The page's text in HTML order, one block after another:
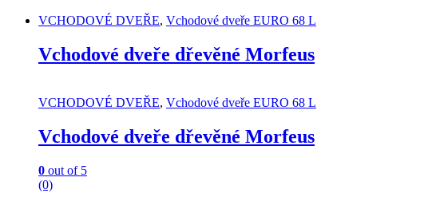
VCHODOVÉ DVEŘE, Vchodové dveře EURO 68 L
Vchodové dveře dřevěné Morfeus
VCHODOVÉ DVEŘE, Vchodové dveře EURO 68 L
Vchodové dveře dřevěné Morfeus
0 out of 5
(0)